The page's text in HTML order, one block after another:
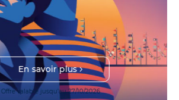
En savoir plus
Offre valable jusqu'au 27/10/2026